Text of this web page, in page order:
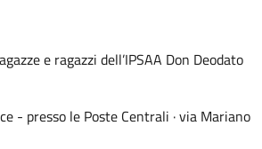
e ragazzi dell’IPSAA Don Deodato
- presso le Poste Centrali · via Mariano